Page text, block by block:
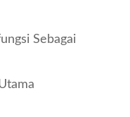
Sebagai